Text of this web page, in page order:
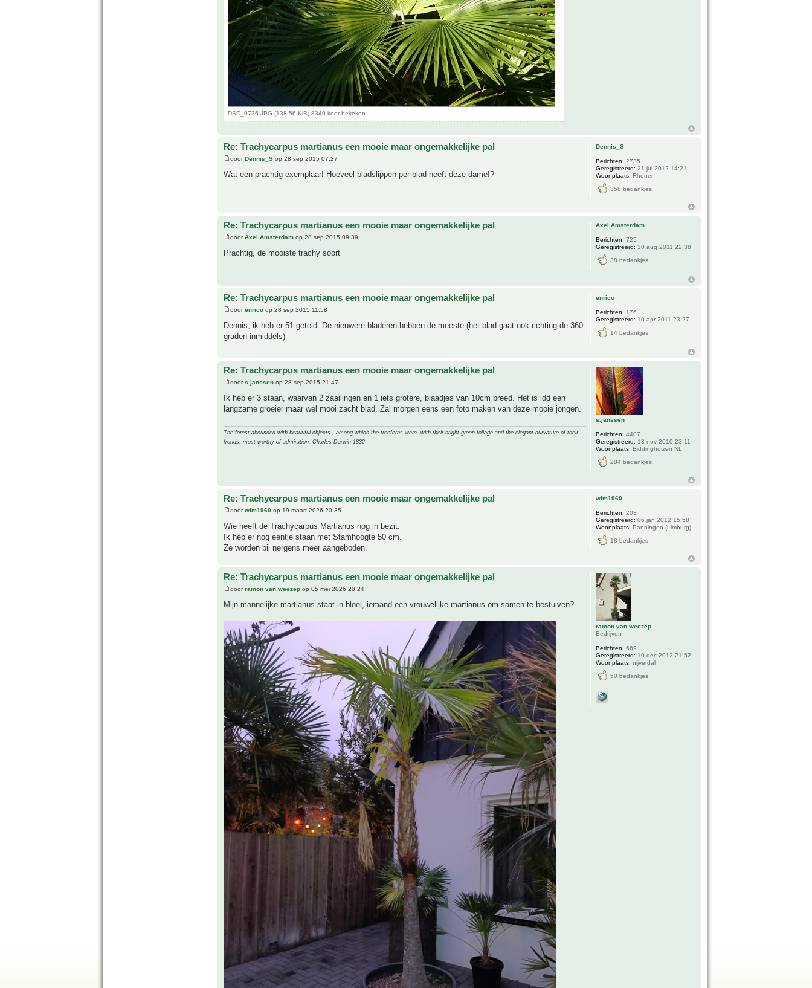
DSC_0736.JPG (138.56 KiB) 8340 keer bekeken
Re: Trachycarpus martianus een mooie maar ongemakkelijke pal
doorDennis_S op 28 sep 2015 07:27
Wat een prachtig exemplaar! Hoeveel bladslippen per blad heeft deze dame!?
Dennis_S
Berichten: 2735
Geregistreerd: 21 jul 2012 14:21
Woonplaats: Rhenen
358 bedankjes
Re: Trachycarpus martianus een mooie maar ongemakkelijke pal
doorAxel Amsterdam op 28 sep 2015 09:39
Prachtig, de mooiste trachy soort
Axel Amsterdam
Berichten: 725
Geregistreerd: 30 aug 2011 22:38
38 bedankjes
Re: Trachycarpus martianus een mooie maar ongemakkelijke pal
doorenrico op 28 sep 2015 11:58
Dennis, ik heb er 51 geteld. De nieuwere bladeren hebben de meeste (het blad gaat ook richting de 360
graden inmiddels)
enrico
Berichten: 176
Geregistreerd: 10 apr 2011 23:27
14 bedankjes
Re: Trachycarpus martianus een mooie maar ongemakkelijke pal
doors.janssen op 28 sep 2015 21:47
Ik heb er 3 staan, waarvan 2 zaailingen en 1 iets grotere, blaadjes van 10cm breed. Het is idd een
langzame groeier maar wel mooi zacht blad. Zal morgen eens een foto maken van deze mooie jongen.
The forest abounded with beautiful objects ; among which the treeferns were, with their bright green foliage and the elegant curvature of their
fronds, most worthy of admiration. Charles Darwin 1832
s.janssen
Berichten: 4407
Geregistreerd: 13 nov 2010 23:11
Woonplaats: Biddinghuizen NL
284 bedankjes
Re: Trachycarpus martianus een mooie maar ongemakkelijke pal
doorwim1960 op 19 maart 2026 20:35
Wie heeft de Trachycarpus Martianus nog in bezit.
Ik heb er nog eentje staan met Stamhoogte 50 cm.
Ze worden bij nergens meer aangeboden.
wim1960
Berichten: 203
Geregistreerd: 06 jan 2012 15:58
Woonplaats: Panningen (Limburg)
18 bedankjes
Re: Trachycarpus martianus een mooie maar ongemakkelijke pal
doorramon van weezep op 05 mei 2026 20:24
Mijn mannelijke martianus staat in bloei, iemand een vrouwelijke martianus om samen te bestuiven?
ramon van weezep
Bedrijven
Berichten: 669
Geregistreerd: 10 dec 2012 21:52
Woonplaats: nijverdal
50 bedankjes